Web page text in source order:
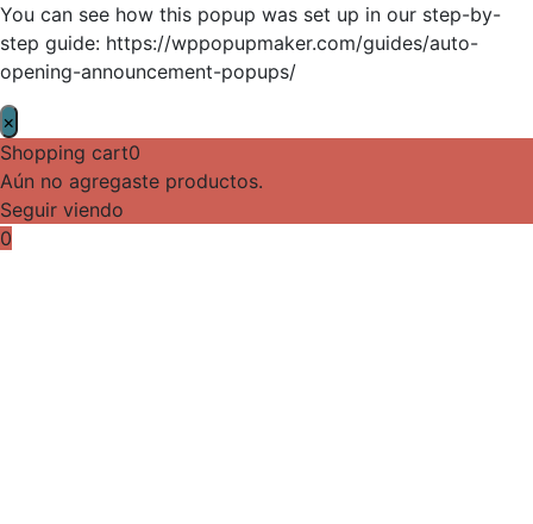
You can see how this popup was set up in our step-by-
step guide: https://wppopupmaker.com/guides/auto-
opening-announcement-popups/
×
Shopping cart0
Aún no agregaste productos.
Seguir viendo
0